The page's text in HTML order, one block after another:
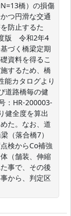
橋）の損傷
つ円滑な交通
防止するた
版　令和2年4
づく橋梁定期
資料を得るこ
するため、橋
能カタログより
道路橋毎の健
：HR-200003-
健全度を算出
た。なお、道
（落合橋7）
検からCo補強
（舗装、伸縮
事で、その後
から、判定区